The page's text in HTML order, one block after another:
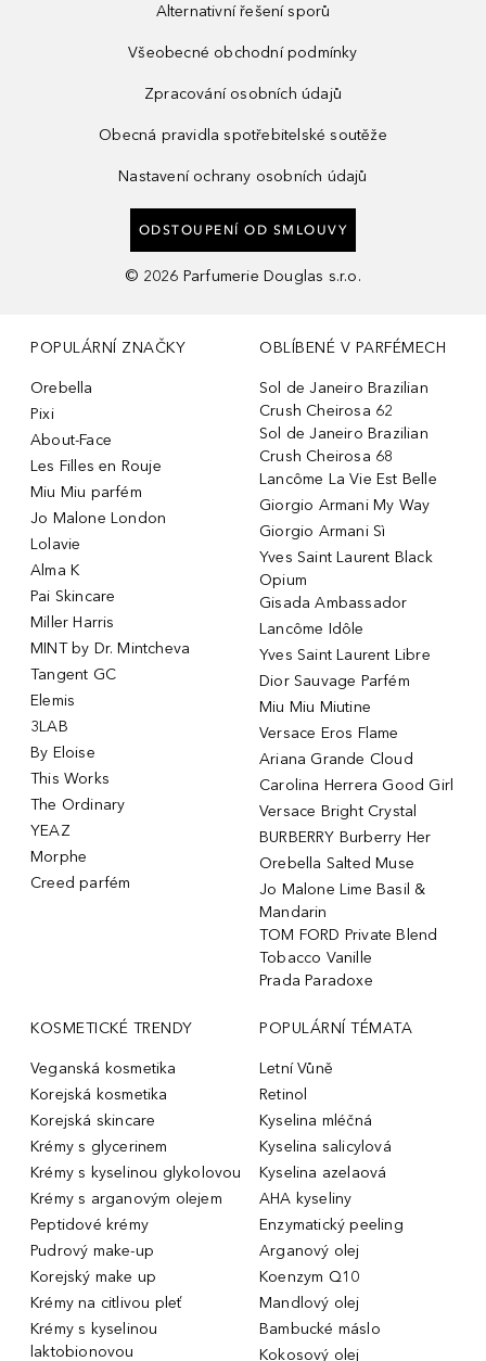
Alternativní řešení sporů
Všeobecné obchodní podmínky
Zpracování osobních údajů
Obecná pravidla spotřebitelské soutěže
Nastavení ochrany osobních údajů
ODSTOUPENÍ OD SMLOUVY
© 2026 Parfumerie Douglas s.r.o.
POPULÁRNÍ ZNAČKY
Orebella
Pixi
About-Face
Les Filles en Rouje
Miu Miu parfém
Jo Malone London
Lolavie
Alma K
Pai Skincare
Miller Harris
MINT by Dr. Mintcheva
Tangent GC
Elemis
3LAB
By Eloise
This Works
The Ordinary
YEAZ
Morphe
Creed parfém
OBLÍBENÉ V PARFÉMECH
Sol de Janeiro Brazilian
Crush Cheirosa 62
Sol de Janeiro Brazilian
Crush Cheirosa 68
Lancôme La Vie Est Belle
Giorgio Armani My Way
Giorgio Armani Sì
Yves Saint Laurent Black
Opium
Gisada Ambassador
Lancôme Idôle
Yves Saint Laurent Libre
Dior Sauvage Parfém
Miu Miu Miutine
Versace Eros Flame
Ariana Grande Cloud
Carolina Herrera Good Girl
Versace Bright Crystal
BURBERRY Burberry Her
Orebella Salted Muse
Jo Malone Lime Basil &
Mandarin
TOM FORD Private Blend
Tobacco Vanille
Prada Paradoxe
KOSMETICKÉ TRENDY
Veganská kosmetika
Korejská kosmetika
Korejská skincare
Krémy s glycerinem
Krémy s kyselinou glykolovou
Krémy s arganovým olejem
Peptidové krémy
Pudrový make-up
Korejský make up
Krémy na citlivou pleť
Krémy s kyselinou
laktobionovou
POPULÁRNÍ TÉMATA
Letní Vůně
Retinol
Kyselina mléčná
Kyselina salicylová
Kyselina azelaová
AHA kyseliny
Enzymatický peeling
Arganový olej
Koenzym Q10
Mandlový olej
Bambucké máslo
Kokosový olej